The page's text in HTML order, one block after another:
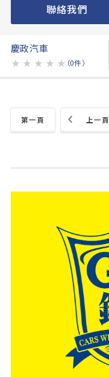
聯絡我們
慶政汽車
★ ★ ★ ★ ★ （0件）
第一頁 上一頁